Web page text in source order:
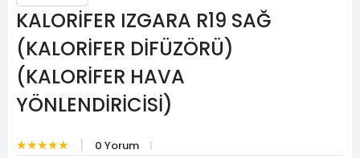
KALORİFER IZGARA R19 SAĞ
(KALORİFER DİFÜZÖRÜ)
(KALORİFER HAVA
YÖNLENDİRİCİSİ)
★★★★★ 0 Yorum